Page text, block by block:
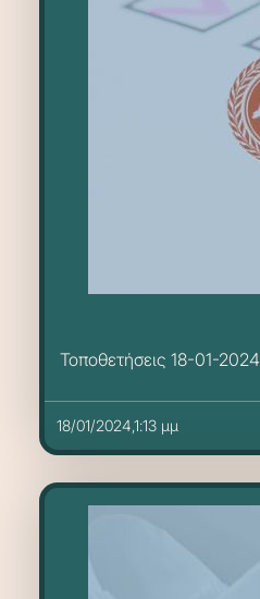
Τοποθετήσεις 18-01-2024
18/01/2024,1:13 μμ